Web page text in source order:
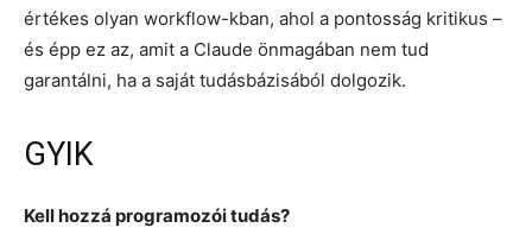
értékes olyan workflow-kban, ahol a pontosság kritikus –
és épp ez az, amit a Claude önmagában nem tud
garantálni, ha a saját tudásbázisából dolgozik.
GYIK
Kell hozzá programozói tudás?